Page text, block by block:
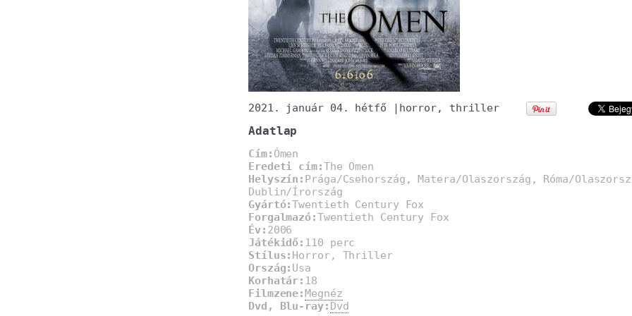
2021. január 04. hétfő | horror, thriller
Adatlap
Cím: Ómen
Eredeti cím:The Omen
Helyszín: Prága/Csehország, Matera/Olaszország, Róma/
Dublin/Írország
Gyártó:Twentieth Century Fox
Forgalmazó:Twentieth Century Fox
Év: 2006
Játékidő: 110 perc
Stílus: Horror, Thriller
Ország: Usa
Korhatár: 18
Filmzene:Megnéz
Dvd, Blu-ray: Dvd